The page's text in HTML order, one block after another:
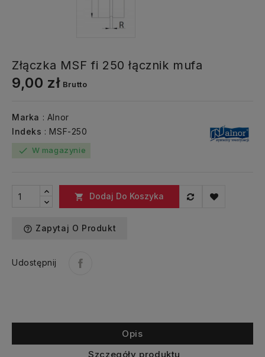
Złączka MSF fi 250 łącznik mufa
9,00 zł Brutto
Marka : Alnor
Indeks : MSF-250
check W magazynie
 Dodaj Do Koszyka
help_outline Zapytaj O Produkt
Udostępnij
Opis
Szczegóły produktu